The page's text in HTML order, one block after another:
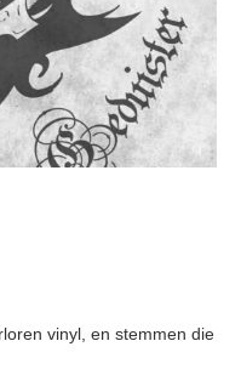
vinyl, en stemmen die